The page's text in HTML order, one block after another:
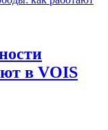
в VOIS